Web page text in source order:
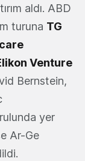
aldı. ABD
turuna TG
Venture
Bernstein,
yer
Ar-Ge